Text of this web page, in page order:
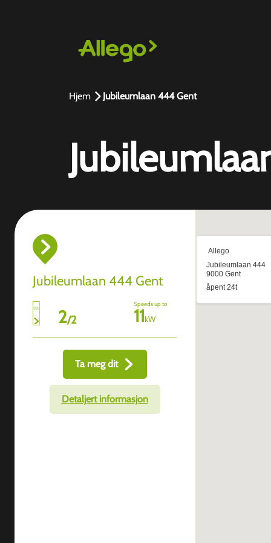
Hjem Jubileumlaan 444 Gent
Jubileumlaan 444 Gent
2/2
Speeds up to
11kW
Ta meg dit
Detaljert informasjon